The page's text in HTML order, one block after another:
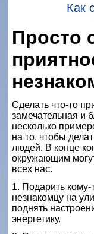
Как
Просто
Сделать что-то
замечательная и
несколько
на то, чтобы
людей. В конце
окружающим
всех нас.
1. Подарить кому-
незнакомцу на
поднять
энергетику.